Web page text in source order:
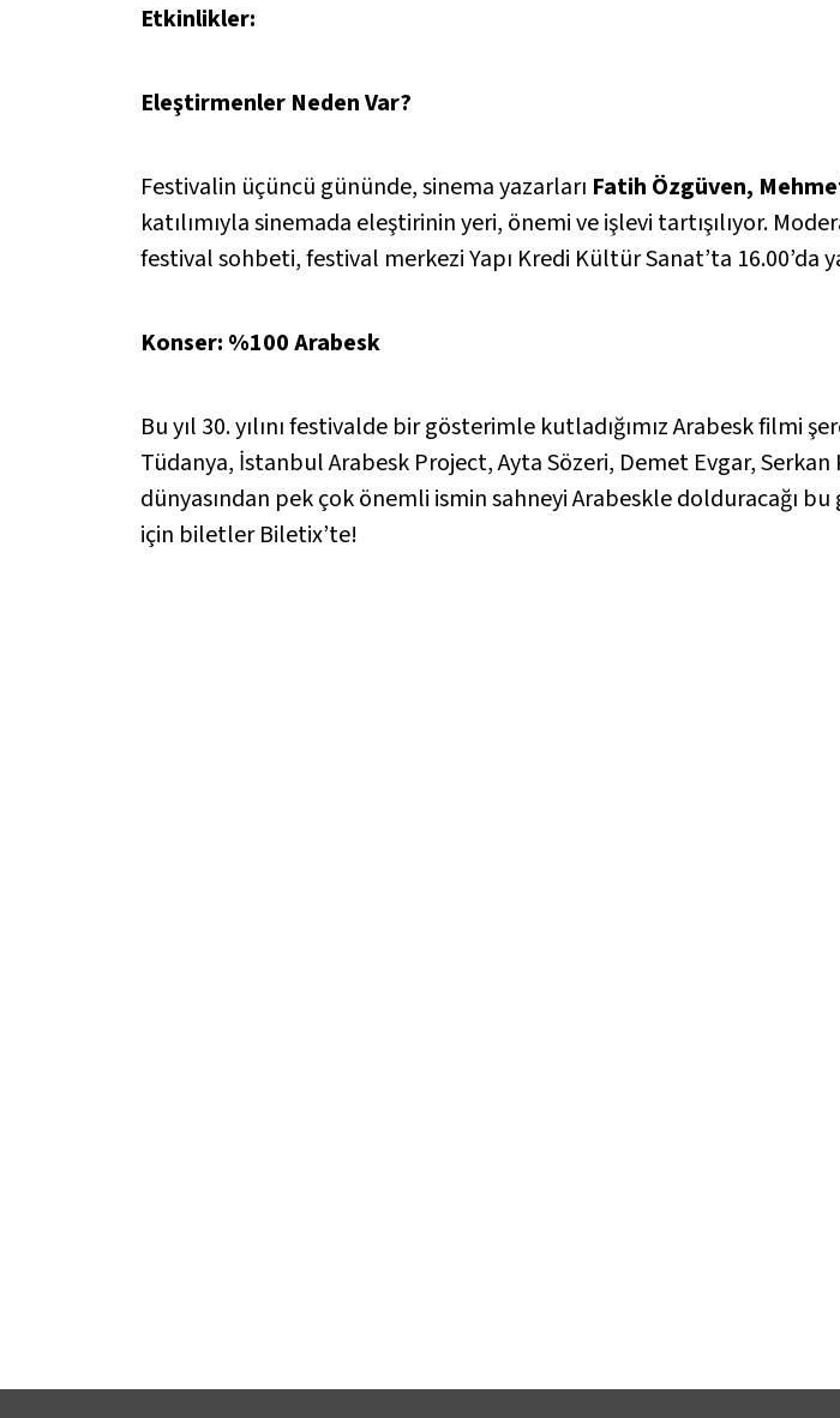
Etkinlikler:
Eleştirmenler Neden Var?
Festivalin üçüncü gününde, sinema yazarları Fatih Özgüven,
katılımıyla sinemada eleştirinin yeri, önemi ve işlevi tartışılıyor.
festival sohbeti, festival merkezi Yapı Kredi Kültür Sanat’ta 16.00’da
Konser: %100 Arabesk
Bu yıl 30. yılını festivalde bir gösterimle kutladığımız Arabesk
Tüdanya, İstanbul Arabesk Project, Ayta Sözeri, Demet Evgar,
dünyasından pek çok önemli ismin sahneyi Arabeskle dolduracağı
için biletler Biletix’te!